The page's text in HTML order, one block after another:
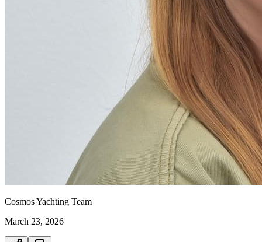
Cosmos Yachting Team
March 23, 2026